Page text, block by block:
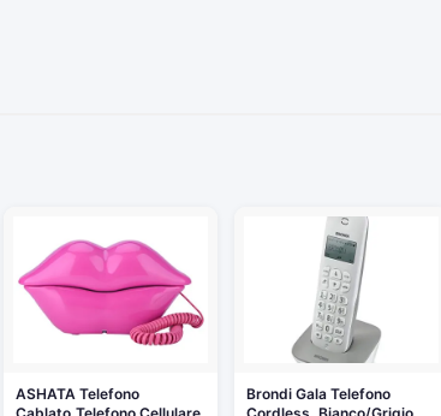
ASHATA Telefono
Brondi Gala Telefono